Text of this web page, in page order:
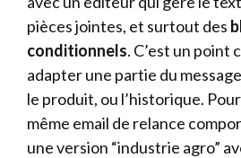
pièces jointes, et surtout des
conditionnels. C’est un point
adapter une partie du
le produit, ou l’historique.
même email de relance
une version “industrie agro”